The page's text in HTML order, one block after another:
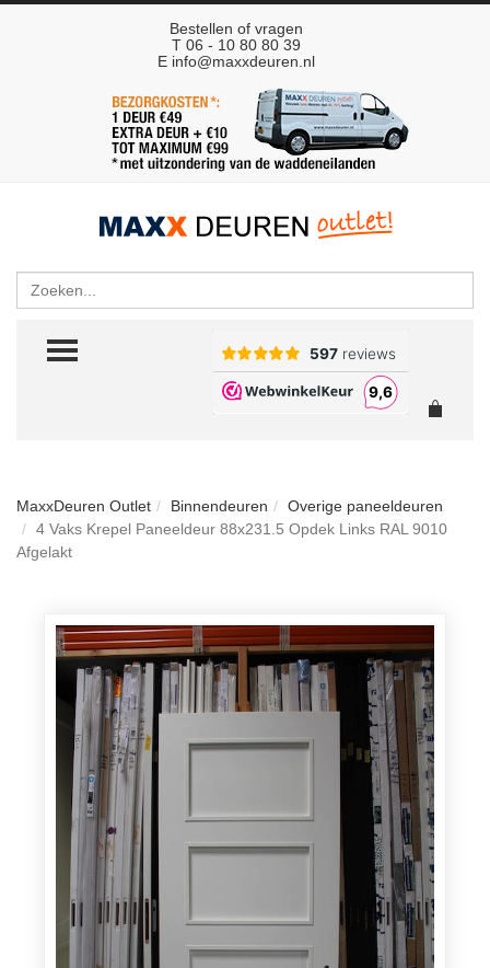
Bestellen of vragen
T 06 - 10 80 80 39
E info@maxxdeuren.nl
Zoeken
TOGGLE MENU
MaxxDeuren Outlet Binnendeuren
Overige paneeldeuren
4 Vaks Krepel Paneeldeur 88x231.5 Opdek Links RAL 9010
Afgelakt